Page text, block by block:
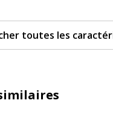
papier Blanc
toutes les